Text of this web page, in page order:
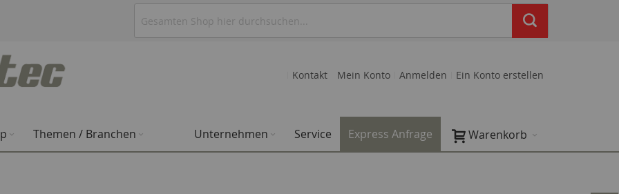
Mein Konto Anmelden Ein Konto erstellen
Kontakt
Warenkorb
Themen / Branchen Express Anfrage
Service
Unternehmen